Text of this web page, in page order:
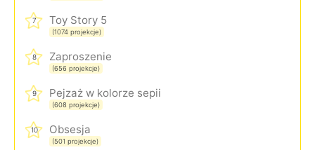
7 Toy Story 5
(1074 projekcje)
8 Zaproszenie
(656 projekcje)
9 Pejzaż w kolorze sepii
(608 projekcje)
10 Obsesja
(501 projekcje)